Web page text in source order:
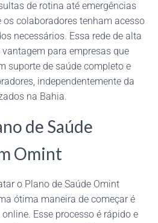
de rotina até emergências
colaboradores tenham acesso
necessários. Essa rede de alta
para empresas que
suporte de saúde completo e
independentemente da
na Bahia.
de Saúde
Omint
o Plano de Saúde Omint
ótima maneira de começar é
Esse processo é rápido e